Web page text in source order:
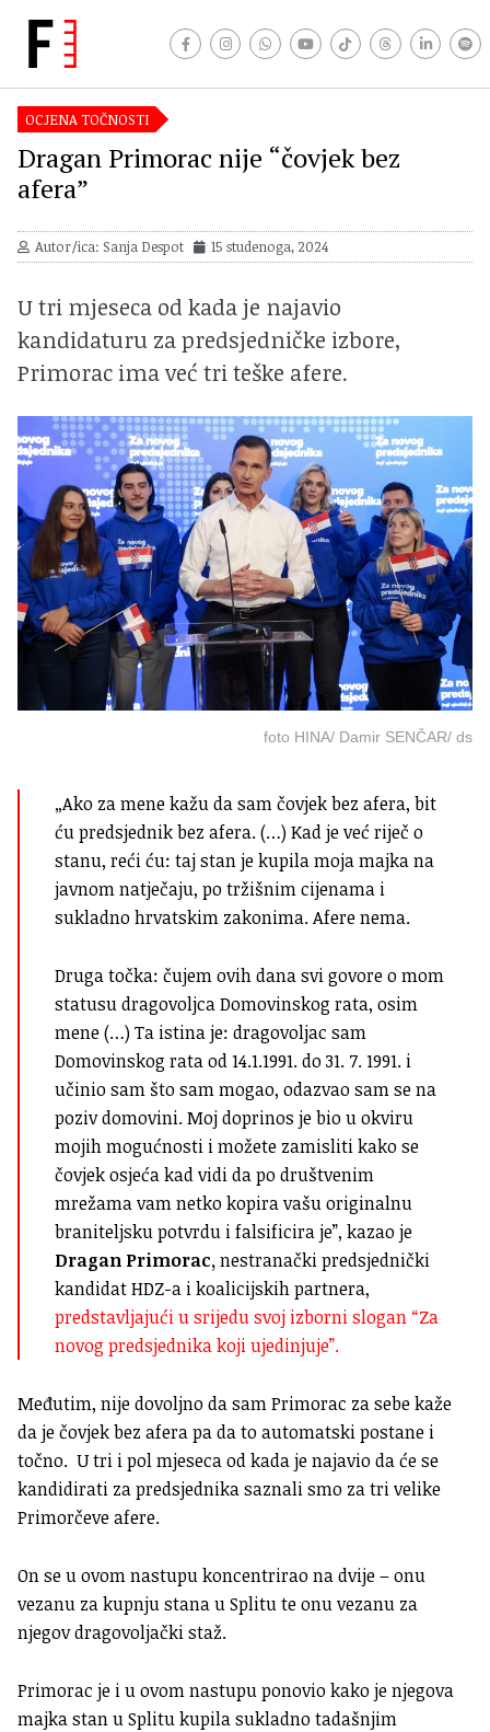
OCJENA TOČNOSTI
Dragan Primorac nije “čovjek bez
afera”
Autor/ica: Sanja Despot 15 studenoga, 2024
U tri mjeseca od kada je najavio
kandidaturu za predsjedničke izbore,
Primorac ima već tri teške afere.
foto HINA/ Damir SENČAR/ ds
„Ako za mene kažu da sam čovjek bez afera, bit
ću predsjednik bez afera. (…) Kad je već riječ o
stanu, reći ću: taj stan je kupila moja majka na
javnom natječaju, po tržišnim cijenama i
sukladno hrvatskim zakonima. Afere nema.
Druga točka: čujem ovih dana svi govore o mom
statusu dragovoljca Domovinskog rata, osim
mene (…) Ta istina je: dragovoljac sam
Domovinskog rata od 14.1.1991. do 31. 7. 1991. i
učinio sam što sam mogao, odazvao sam se na
poziv domovini. Moj doprinos je bio u okviru
mojih mogućnosti i možete zamisliti kako se
čovjek osjeća kad vidi da po društvenim
mrežama vam netko kopira vašu originalnu
braniteljsku potvrdu i falsificira je”, kazao je
Dragan Primorac,nestranački predsjednički
kandidat HDZ-a i koalicijskih partnera,
predstavljajući u srijedu svoj izborni slogan “Za
novog predsjednika koji ujedinjuje”.
Međutim, nije dovoljno da sam Primorac za sebe kaže
da je čovjek bez afera pa da to automatski postane i
točno. U tri i pol mjeseca od kada je najavio da će se
kandidirati za predsjednika saznali smo za tri velike
Primorčeve afere.
On se u ovom nastupu koncentrirao na dvije – onu
vezanu za kupnju stana u Splitu te onu vezanu za
njegov dragovoljački staž.
Primorac je i u ovom nastupu ponovio kako je njegova
majka stan u Splitu kupila sukladno tadašnjim